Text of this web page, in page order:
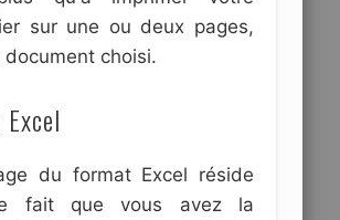
sur une ou deux pages,
document choisi.
du format Excel réside
fait que vous avez la